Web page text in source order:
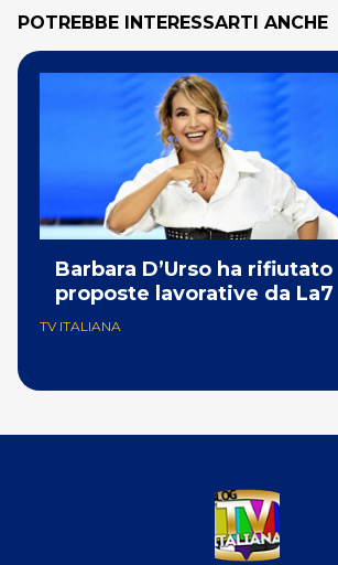
POTREBBE INTERESSARTI ANCHE
Barbara D’Urso ha rifiutato
proposte lavorative da La7
TV ITALIANA